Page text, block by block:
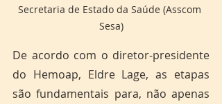
Secretaria de Estado da Saúde (Asscom
Sesa)
De acordo com o diretor-presidente
do Hemoap, Eldre Lage, as etapas
são fundamentais para, não apenas